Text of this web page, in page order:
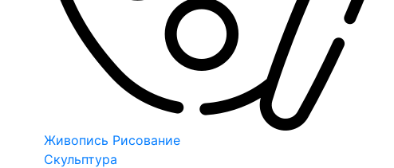
Живопись Рисование
Скульптура